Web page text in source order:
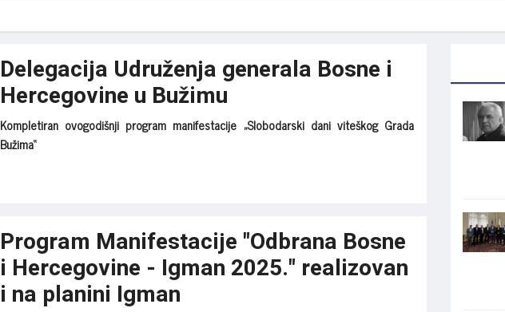
Delegacija Udruženja generala Bosne i
Hercegovine u Bužimu
Kompletiran ovogodišnji program manifestacije „Slobodarski dani viteškog Grada
Bužima“
Program Manifestacije "Odbrana Bosne
i Hercegovine - Igman 2025." realizovan
i na planini Igman